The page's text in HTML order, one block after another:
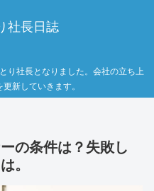
社長日誌
り社長となりました。会社の立ち上
新していきます。
の条件は？失敗し
。